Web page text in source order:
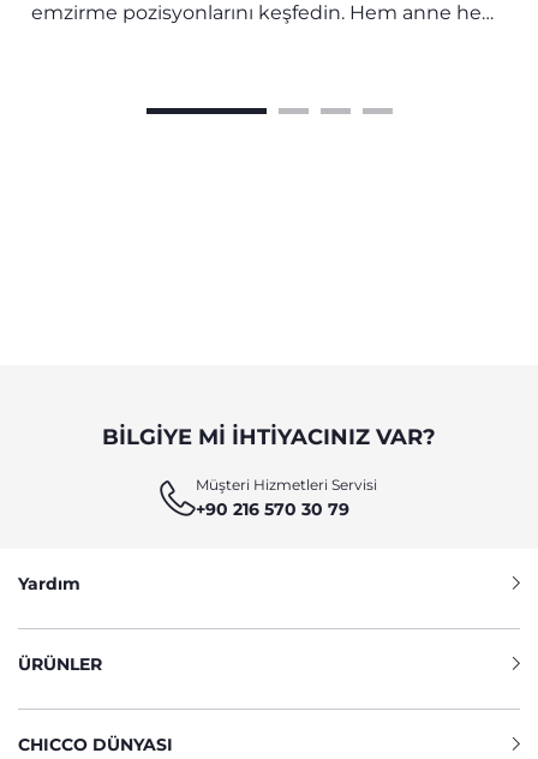
emzirme pozisyonlarını keşfedin. Hem anne hem
BILGIYE MI IHTIYACINIZ VAR?
Müşteri Hizmetleri Servisi
+90 216 570 30 79
Yardım
ÜRÜNLER
CHICCO DÜNYASI